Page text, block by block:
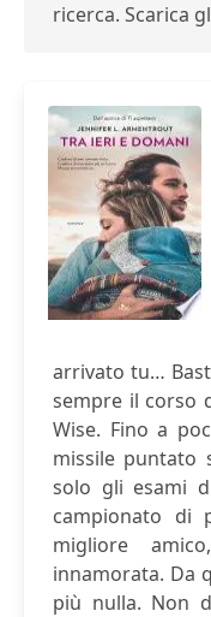
ricerca. Scarica
arrivato tu…
sempre il corso
Wise. Fino a
missile puntato
solo gli esami
campionato di
migliore
innamorata. Da
più nulla. Non